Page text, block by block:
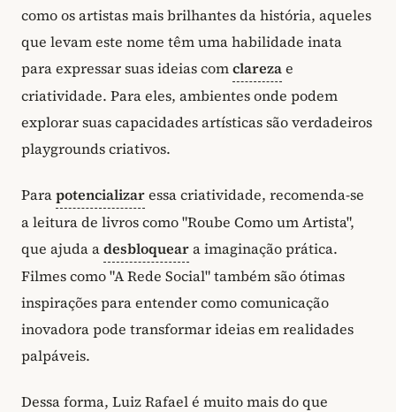
como os artistas mais brilhantes da história, aqueles
que levam este nome têm uma habilidade inata
para expressar suas ideias comclarezae
criatividade. Para eles, ambientes onde podem
explorar suas capacidades artísticas são verdadeiros
playgrounds criativos.
Parapotencializaressa criatividade, recomenda-se
a leitura de livros como "Roube Como um Artista",
que ajuda adesbloqueara imaginação prática.
Filmes como "A Rede Social" também são ótimas
inspirações para entender como comunicação
inovadora pode transformar ideias em realidades
palpáveis.
Dessa forma, Luiz Rafael é muito mais do que